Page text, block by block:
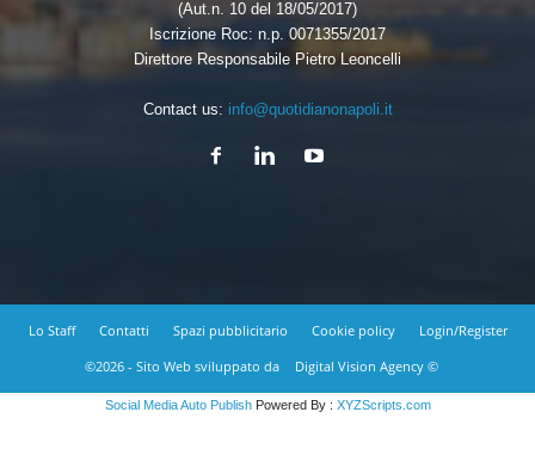
(Aut.n. 10 del 18/05/2017)
Iscrizione Roc: n.p. 0071355/2017
Direttore Responsabile Pietro Leoncelli
Contact us: info@quotidianonapoli.it
Lo Staff Contatti Spazi pubblicitario Cookie policy
Login/Register
©2026 - Sito Web sviluppato da
Digital Vision Agency ©
Social Media Auto PublishPowered By : XYZScripts.com